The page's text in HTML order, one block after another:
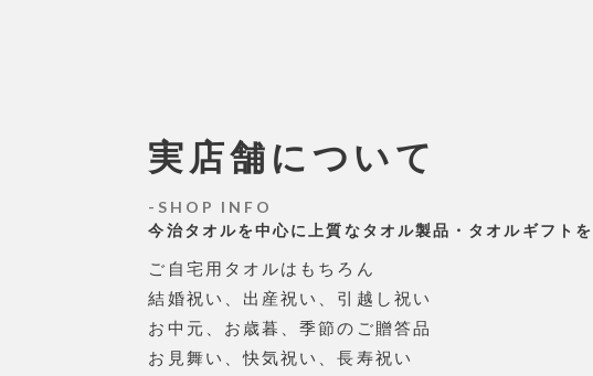
実店舗について
SHOP INFO
今治タオルを中心に上質なタオル製品・タオルギフトを
ご自宅用タオルはもちろん
結婚祝い、出産祝い、引越し祝い
お中元、お歳暮、季節のご贈答品
お見舞い、快気祝い、長寿祝い